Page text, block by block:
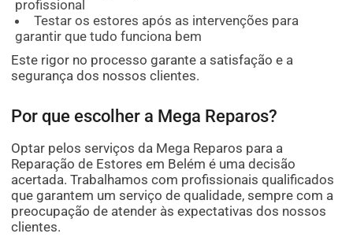
profissional
Testar os estores após as intervenções para
garantir que tudo funciona bem
Este rigor no processo garante a satisfação e a
segurança dos nossos clientes.
Por que escolher a Mega Reparos?
Optar pelos serviços da Mega Reparos para a
Reparação de Estores em Belém é uma decisão
acertada. Trabalhamos com profissionais qualificados
que garantem um serviço de qualidade, sempre com a
preocupação de atender às expectativas dos nossos
clientes.